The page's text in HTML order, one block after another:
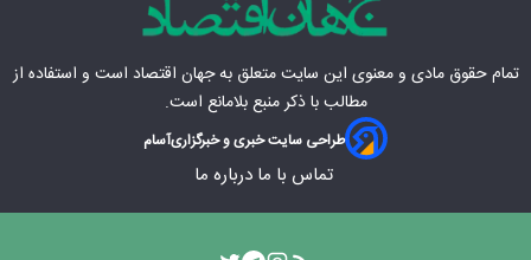
تمام حقوق مادی‌ و معنوی این سایت متعلق بهجهان اقتصاد است و استفاده از
مطالب با ذکر منبع بلامانع است.
طراحی سایت خبری و خبرگزاریآسام
تماس با ما درباره ما